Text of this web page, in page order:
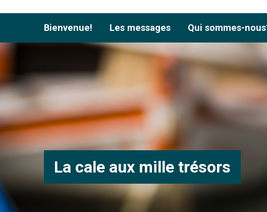
Bienvenue! Les messages Qui sommes-
La cale aux mille trésors